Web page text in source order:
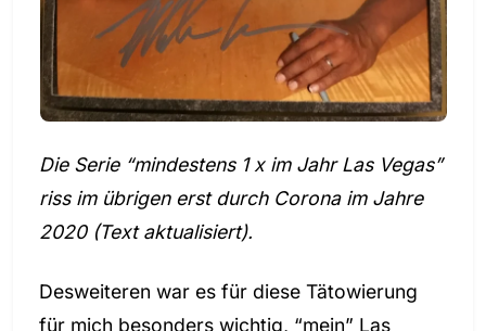
Die Serie “mindestens 1 x im Jahr Las Vegas”
riss im übrigen erst durch Corona im Jahre
2020 (Text aktualisiert).
Desweiteren war es für diese Tätowierung
für mich besonders wichtig, “mein” Las